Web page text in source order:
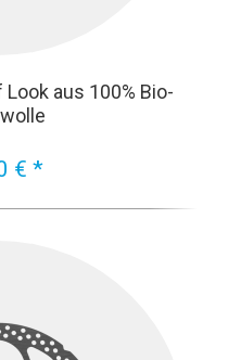
aus 100% Bio-
€ *